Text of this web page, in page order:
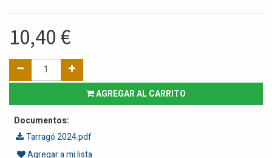
10,40 €
AGREGAR AL CARRITO
Documentos:
Tarragó 2024.pdf
Agregar a mi lista